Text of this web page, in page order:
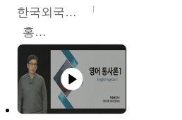
한국외국어대학교
홍성훈